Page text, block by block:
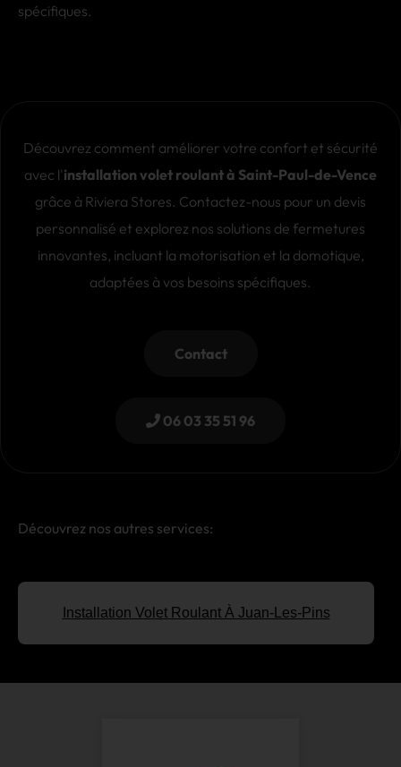
spécifiques.
Découvrez comment améliorer votre confort et sécurité
avec l'installation volet roulant à Saint-Paul-de-Vence
grâce à Riviera Stores. Contactez-nous pour un devis
personnalisé et explorez nos solutions de fermetures
innovantes, incluant la motorisation et la domotique,
adaptées à vos besoins spécifiques.
Contact
06 03 35 51 96
Découvrez nos autres services:
Installation Volet Roulant À Juan-Les-Pins